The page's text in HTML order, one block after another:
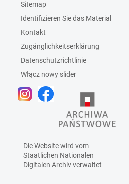
Sitemap
Identifizieren Sie das Material
Kontakt
Zugänglichkeitserklärung
Datenschutzrichtlinie
Włącz nowy slider
Die Website wird vom
Staatlichen Nationalen
Digitalen Archivverwaltet